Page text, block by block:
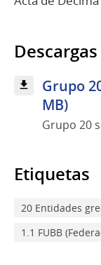
Descargas
Grupo
MB)
Grupo 20
Etiquetas
20 Entidades
1.1 FUBB